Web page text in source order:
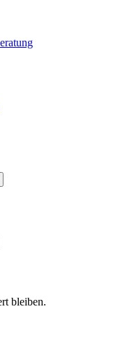
bleiben.